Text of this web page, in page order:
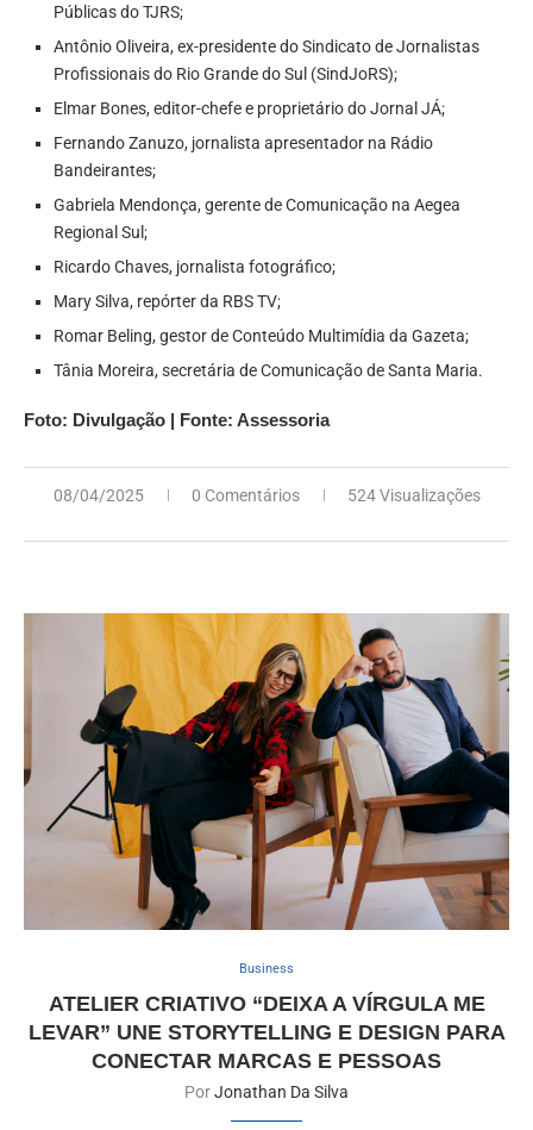
Públicas do TJRS;
Antônio Oliveira, ex-presidente do Sindicato de Jornalistas
Profissionais do Rio Grande do Sul (SindJoRS);
Elmar Bones, editor-chefe e proprietário do Jornal JÁ;
Fernando Zanuzo, jornalista apresentador na Rádio
Bandeirantes;
Gabriela Mendonça, gerente de Comunicação na Aegea
Regional Sul;
Ricardo Chaves, jornalista fotográfico;
Mary Silva, repórter da RBS TV;
Romar Beling, gestor de Conteúdo Multimídia da Gazeta;
Tânia Moreira, secretária de Comunicação de Santa Maria.
Foto: Divulgação | Fonte: Assessoria
08/04/2025 0 Comentários 524 Visualizações
Business
ATELIER CRIATIVO “DEIXA A VÍRGULA ME
LEVAR” UNE STORYTELLING E DESIGN PARA
CONECTAR MARCAS E PESSOAS
PorJonathan Da Silva